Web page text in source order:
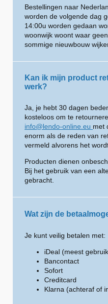
Bestellingen naar
worden de volgende dag
14:00u worden gedaan
woonwijk woont waar
sommige nieuwbouw
Kan ik mijn product
werk?
Ja, je hebt 30 dagen
kosteloos om te
info@lendo-online.eu met
enorm als de reden van
vermeld alvorens het
Producten dienen
Bij het gebruik van een
gebracht.
Wat zijn de
Je kunt veilig betalen met:
iDeal (meest
Bancontact
Sofort
Creditcard
Klarna (achteraf of